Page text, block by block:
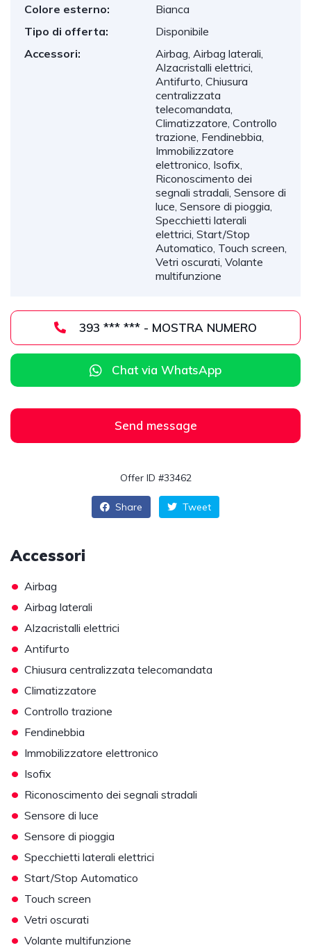
Colore esterno:
Bianca
Tipo di offerta:
Disponibile
Accessori:
Airbag, Airbag laterali,
Alzacristalli elettrici,
Antifurto, Chiusura
centralizzata
telecomandata,
Climatizzatore, Controllo
trazione, Fendinebbia,
Immobilizzatore
elettronico, Isofix,
Riconoscimento dei
segnali stradali, Sensore di
luce, Sensore di pioggia,
Specchietti laterali
elettrici, Start/Stop
Automatico, Touch screen,
Vetri oscurati, Volante
multifunzione
393 *** *** - MOSTRA NUMERO
Chat via WhatsApp
Send message
Offer ID #33462
Share Tweet
Accessori
• Airbag
• Airbag laterali
• Alzacristalli elettrici
• Antifurto
• Chiusura centralizzata telecomandata
• Climatizzatore
• Controllo trazione
• Fendinebbia
• Immobilizzatore elettronico
• Isofix
• Riconoscimento dei segnali stradali
• Sensore di luce
• Sensore di pioggia
• Specchietti laterali elettrici
• Start/Stop Automatico
• Touch screen
• Vetri oscurati
• Volante multifunzione